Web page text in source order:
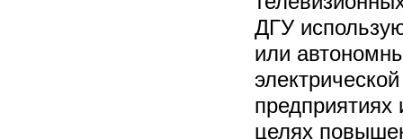
ДГУ
или
предприятиях
целях